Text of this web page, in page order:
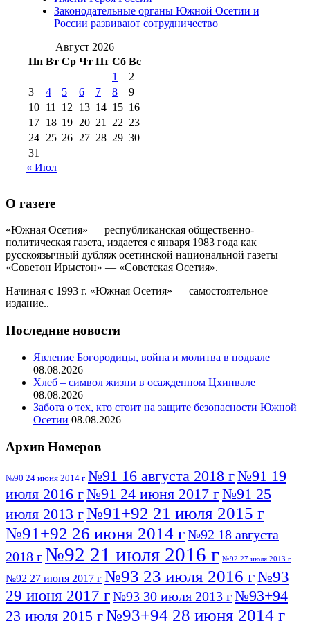
августа 2012 г(14) №98+99 11 июля
2017 г(9)
№99 4 августа
2016 г(12) №99 8 июля 2014 г
августа 2012 г(11)
августа 2013 г
(12)
Законодательные органы Южной Осетии и
России развивают сотрудничество
Август 2026
Пн Вт Ср Чт Пт Сб Вс
1
2
3
4 5 6 7 8
9
10 11 12 13 14 15 16
17 18 19 20 21 22 23
24 25 26 27 28 29 30
31
« Июл
О газете
«Южная Осетия» — республиканская общественно-
политическая газета, издается с января 1983 года как
русскоязычный дубляж осетинской национальной газеты
«Советон Ирыстон» — «Советская Осетия».
Начиная с 1993 г. «Южная Осетия» — самостоятельное
издание..
Последние новости
Явление Богородицы, война и молитва в подвале
08.08.2026
Хлеб – символ жизни в осажденном Цхинвале
08.08.2026
Забота о тех, кто стоит на защите безопасности Южной
Осетии 08.08.2026
Архив Номеров
№90 24 июня 2014 г №91 16 августа 2018 г№91 19
июля 2016 г№91 24 июня 2017 г№91 25
июля 2013 г№91+92 21 июля 2015 г
№91+92 26 июня 2014 г№92 18 августа
2018 г№92 21 июля 2016 г №92 27 июля 2013 г
№92 27 июня 2017 г №93 23 июля 2016 г№93
29 июня 2017 г№93 30 июля 2013 г№93+94
23 июля 2015 г№93+94 28 июня 2014 г